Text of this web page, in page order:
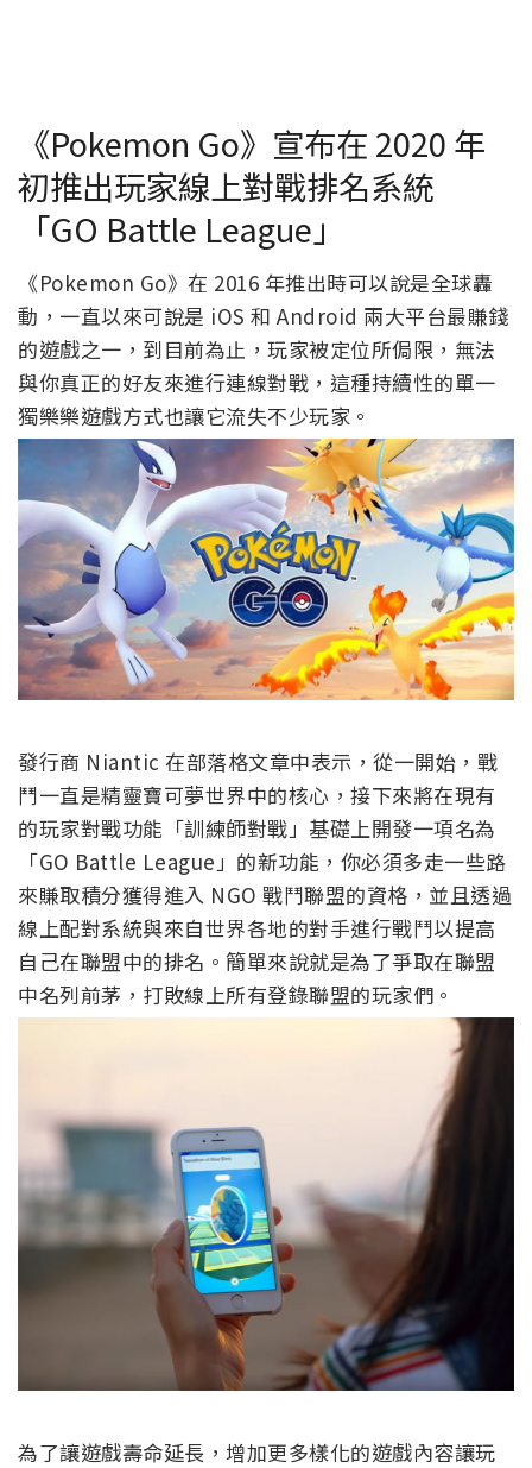
《Pokemon Go》宣布在 2020 年
初推出玩家線上對戰排名系統
「GO Battle League」
《Pokemon Go》在 2016 年推出時可以說是全球轟
動，一直以來可說是 iOS 和 Android 兩大平台最賺錢
的遊戲之一，到目前為止，玩家被定位所侷限，無法
與你真正的好友來進行連線對戰，這種持續性的單一
獨樂樂遊戲方式也讓它流失不少玩家。
發行商 Niantic 在部落格文章中表示，從一開始，戰
鬥一直是精靈寶可夢世界中的核心，接下來將在現有
的玩家對戰功能「訓練師對戰」基礎上開發一項名為
「GO Battle League」的新功能，你必須多走一些路
來賺取積分獲得進入 NGO 戰鬥聯盟的資格，並且透過
線上配對系統與來自世界各地的對手進行戰鬥以提高
自己在聯盟中的排名。簡單來說就是為了爭取在聯盟
中名列前茅，打敗線上所有登錄聯盟的玩家們。
為了讓遊戲壽命延長，增加更多樣化的遊戲內容讓玩